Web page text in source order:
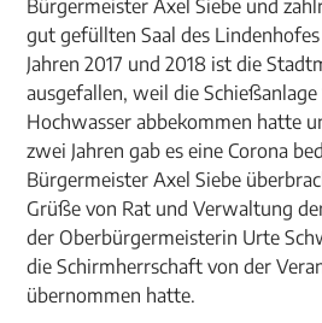
Bürgermeister Axel Siebe und
gut gefüllten Saal des
Jahren 2017 und 2018 ist die
ausgefallen, weil die Schießanlage
Hochwasser abbekommen hatte
zwei Jahren gab es eine Corona
Bürgermeister Axel Siebe
Grüße von Rat und Verwaltung
der Oberbürgermeisterin Urte
die Schirmherrschaft von der
übernommen hatte.